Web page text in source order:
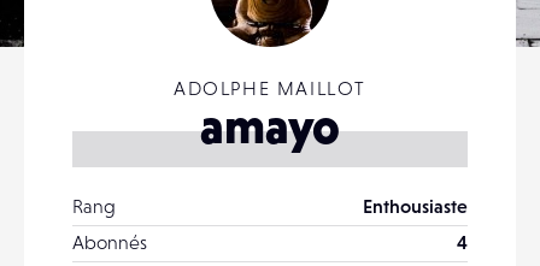
ADOLPHE MAILLOT
amayo
Rang
Enthousiaste
Abonnés
4